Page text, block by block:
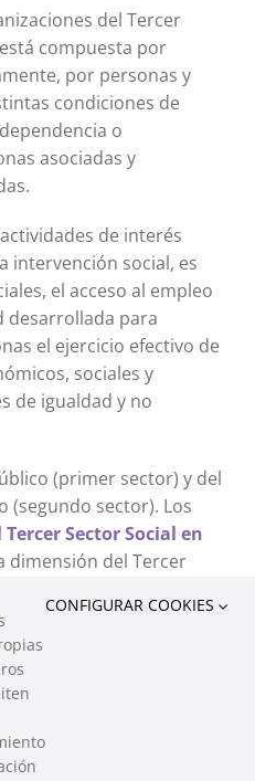
del Tercer
compuesta por
por personas y
condiciones de
o
asociadas y
de interés
intervención social, es
el acceso al empleo
desarrollada para
el ejercicio efectivo de
sociales y
de igualdad y no
(primer sector) y del
(segundo sector). Los
Sector Social en
dimensión del Tercer
Autónoma del
cerca de 170.000
de 45.000 personas
el 2,4% del PIB de la
CONFIGURAR COOKIES